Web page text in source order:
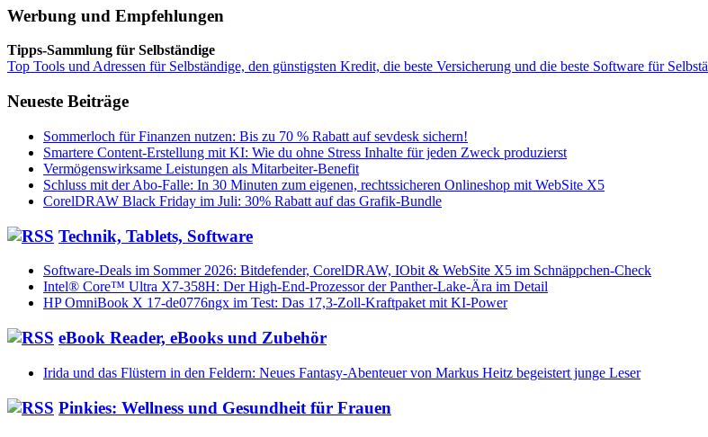
Werbung und Empfehlungen
Tipps-Sammlung für Selbständige
Top Tools und Adressen für Selbständige, den günstigsten Kredit, die beste Versicherung und die beste Software für
Neueste Beiträge
Sommerloch für Finanzen nutzen: Bis zu 70 % Rabatt auf sevdesk sichern!
Smartere Content-Erstellung mit KI: Wie du ohne Stress Inhalte für jeden Zweck produzierst
Vermögenswirksame Leistungen als Mitarbeiter-Benefit
Schluss mit der Abo-Falle: In 30 Minuten zum eigenen, rechtssicheren Onlineshop mit WebSite X5
CorelDRAW Black Friday im Juli: 30% Rabatt auf das Grafik-Bundle
Technik, Tablets, Software
Software-Deals im Sommer 2026: Bitdefender, CorelDRAW, IObit & WebSite X5 im Schnäppchen-Check
Intel® Core™ Ultra X7-358H: Der High-End-Prozessor der Panther-Lake-Ära im Detail
HP OmniBook X 17-de0776ngx im Test: Das 17,3-Zoll-Kraftpaket mit KI-Power
eBook Reader, eBooks und Zubehör
Irida und das Flüstern in den Feldern: Neues Fantasy-Abenteuer von Markus Heitz begeistert junge Leser
Pinkies: Wellness und Gesundheit für Frauen